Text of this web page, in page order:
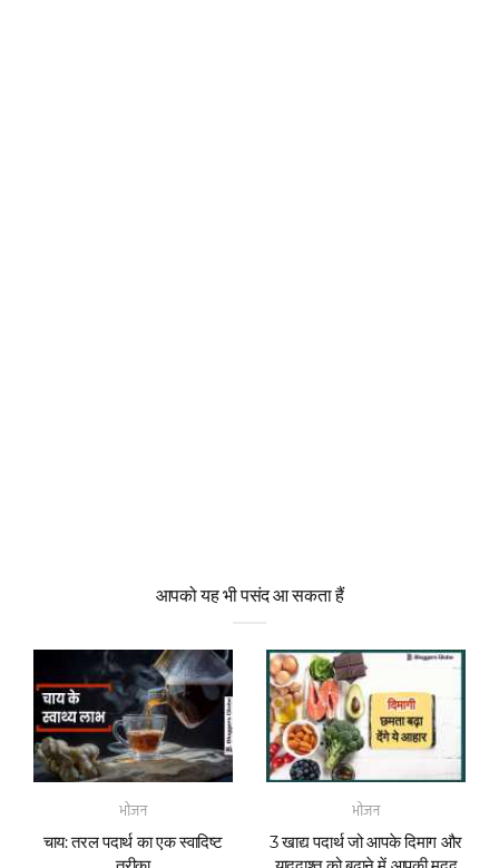
आपको यह भी पसंद आ सकता हैं
भोजन
चाय: तरल पदार्थ का एक स्वादिष्ट
भोजन
3 खाद्य पदार्थ जो आपके दिमाग और